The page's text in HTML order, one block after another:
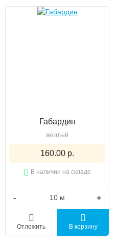
Габардин
желтый
160.00 р.
В наличии на складе
- +
Отложить В корзину